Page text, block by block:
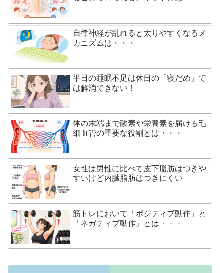
自律神経が乱れると太りやすくなるメ
カニズムは・・・
平日の睡眠不足は休日の「寝だめ」で
は解消できない！
体の末端まで酸素や栄養素を届ける毛
細血管の重要な役割とは・・・
女性は男性に比べて皮下脂肪はつきや
すいけど内臓脂肪はつきにくい
筋トレにおいて「ポジティブ動作」と
「ネガティブ動作」とは・・・